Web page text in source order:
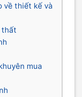
về thiết kế và
thất
mua